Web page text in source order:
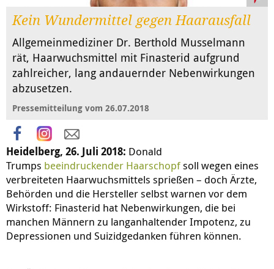
Kein Wundermittel gegen Haarausfall
Allgemeinmediziner Dr. Berthold Musselmann
rät, Haarwuchsmittel mit Finasterid aufgrund
zahlreicher, lang andauernder Nebenwirkungen
abzusetzen.
Pressemitteilung vom 26.07.2018
Heidelberg, 26. Juli 2018: Donald
Trumps beeindruckender Haarschopfsoll wegen eines
verbreiteten Haarwuchsmittels sprießen – doch Ärzte,
Behörden und die Hersteller selbst warnen vor dem
Wirkstoff: Finasterid hat Nebenwirkungen, die bei
manchen Männern zu langanhaltender Impotenz, zu
Depressionen und Suizidgedanken führen können.